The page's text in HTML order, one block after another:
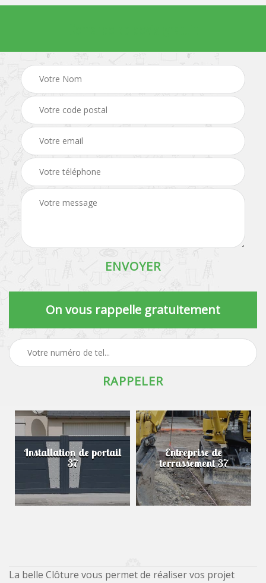
On vous rappelle gratuitement
Installation de portail
37
Entreprise de
terrassement 37
La belle Clôture vous permet de réaliser vos projet